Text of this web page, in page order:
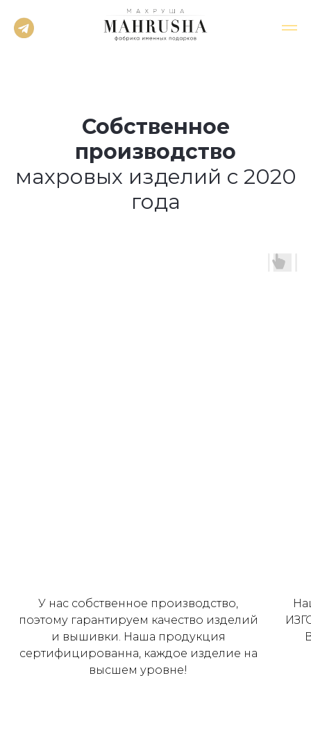
Собственное
производство
махровых изделий с 2020
года
У нас собственное производство,
поэтому гарантируем качество изделий
и вышивки. Наша продукция
сертифицированна, каждое изделие на
высшем уровне!